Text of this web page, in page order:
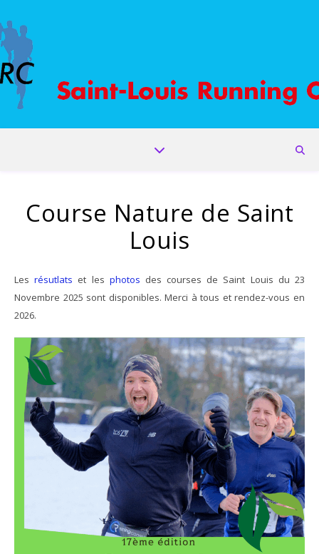
Course Nature de Saint
Louis
Lesrésutlats et les photos des courses de Saint Louis du 23
Novembre 2025 sont disponibles. Merci à tous et rendez-vous en
2026.